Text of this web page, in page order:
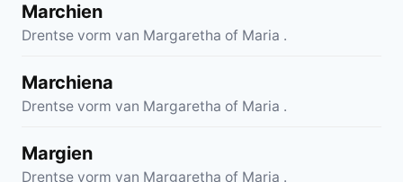
Marchien
Drentse vorm van Margaretha of Maria .
Marchiena
Drentse vorm van Margaretha of Maria .
Margien
Drentse vorm van Margaretha of Maria .